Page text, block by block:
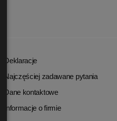
Deklaracje
Najczęściej zadawane pytania
Dane kontaktowe
Informacje o firmie